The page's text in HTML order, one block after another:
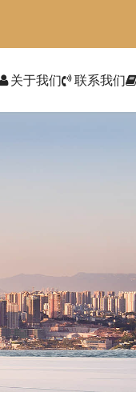
关于我们 联系我们